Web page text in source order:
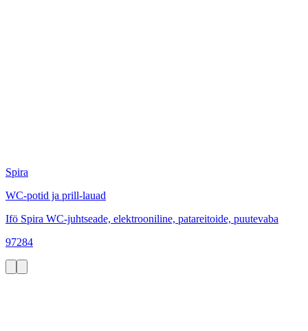
Spira
WC-potid ja prill-lauad
Ifö Spira WC-juhtseade, elektrooniline, patareitoide, puutevaba
97284